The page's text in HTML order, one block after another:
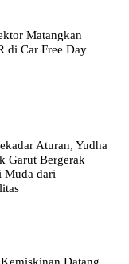
Matangkan
di Car Free Day
Aturan, Yudha
Garut Bergerak
Muda dari